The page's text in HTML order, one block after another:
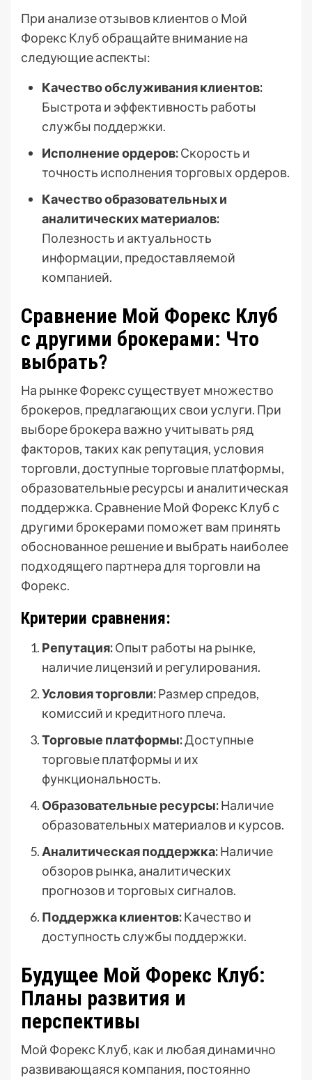
При анализе отзывов клиентов о Мой
Форекс Клуб обращайте внимание на
следующие аспекты:
Качество обслуживания клиентов:
Быстрота и эффективность работы
службы поддержки.
Исполнение ордеров:Скорость и
точность исполнения торговых ордеров.
Качество образовательных и
аналитических материалов:
Полезность и актуальность
информации, предоставляемой
компанией.
Сравнение Мой Форекс Клуб
с другими брокерами: Что
выбрать?
На рынке Форекс существует множество
брокеров, предлагающих свои услуги. При
выборе брокера важно учитывать ряд
факторов, таких как репутация, условия
торговли, доступные торговые платформы,
образовательные ресурсы и аналитическая
поддержка. Сравнение Мой Форекс Клуб с
другими брокерами поможет вам принять
обоснованное решение и выбрать наиболее
подходящего партнера для торговли на
Форекс.
Критерии сравнения:
Репутация:Опыт работы на рынке,
наличие лицензий и регулирования.
Условия торговли:Размер спредов,
комиссий и кредитного плеча.
Торговые платформы:Доступные
торговые платформы и их
функциональность.
Образовательные ресурсы:Наличие
образовательных материалов и курсов.
Аналитическая поддержка:Наличие
обзоров рынка, аналитических
прогнозов и торговых сигналов.
Поддержка клиентов:Качество и
доступность службы поддержки.
Будущее Мой Форекс Клуб:
Планы развития и
перспективы
Мой Форекс Клуб, как и любая динамично
развивающаяся компания, постоянно